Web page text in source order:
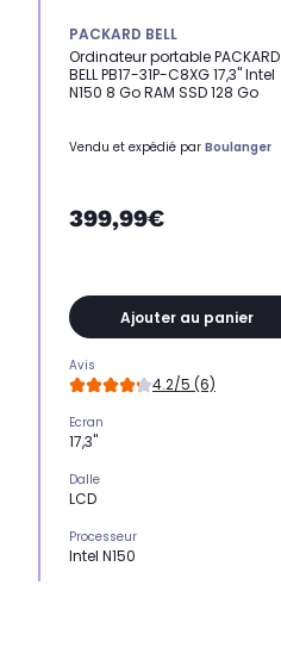
PACKARD BELL
Ordinateur portable PACKARD
BELL PB17-31P-C8XG 17,3" Intel
N150 8 Go RAM SSD 128 Go
Vendu et expédié par Boulanger
399,99€
Ajouter au panier
Avis
4.2/5 (6)
Ecran
17,3"
Dalle
LCD
Processeur
Intel N150